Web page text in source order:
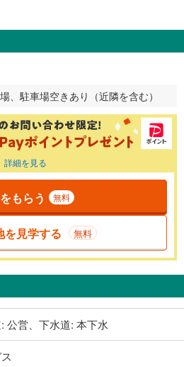
、駐車場空きあり（近隣を含む）
詳細を見る
もらう 無料
を見学する 無料
公営、下水道: 本下水